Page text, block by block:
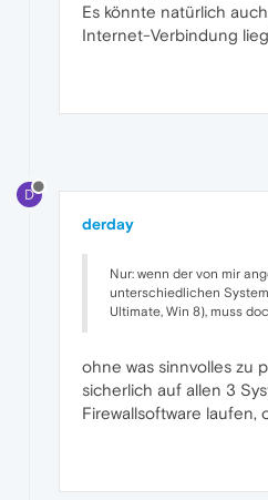
Es könnte natürlich
Internet-Verbindung
D
derday
Nur: wenn der von mir
unterschiedlichen
Ultimate, Win 8), muss
ohne was sinnvolles zu
sicherlich auf allen 3
Firewallsoftware laufen,